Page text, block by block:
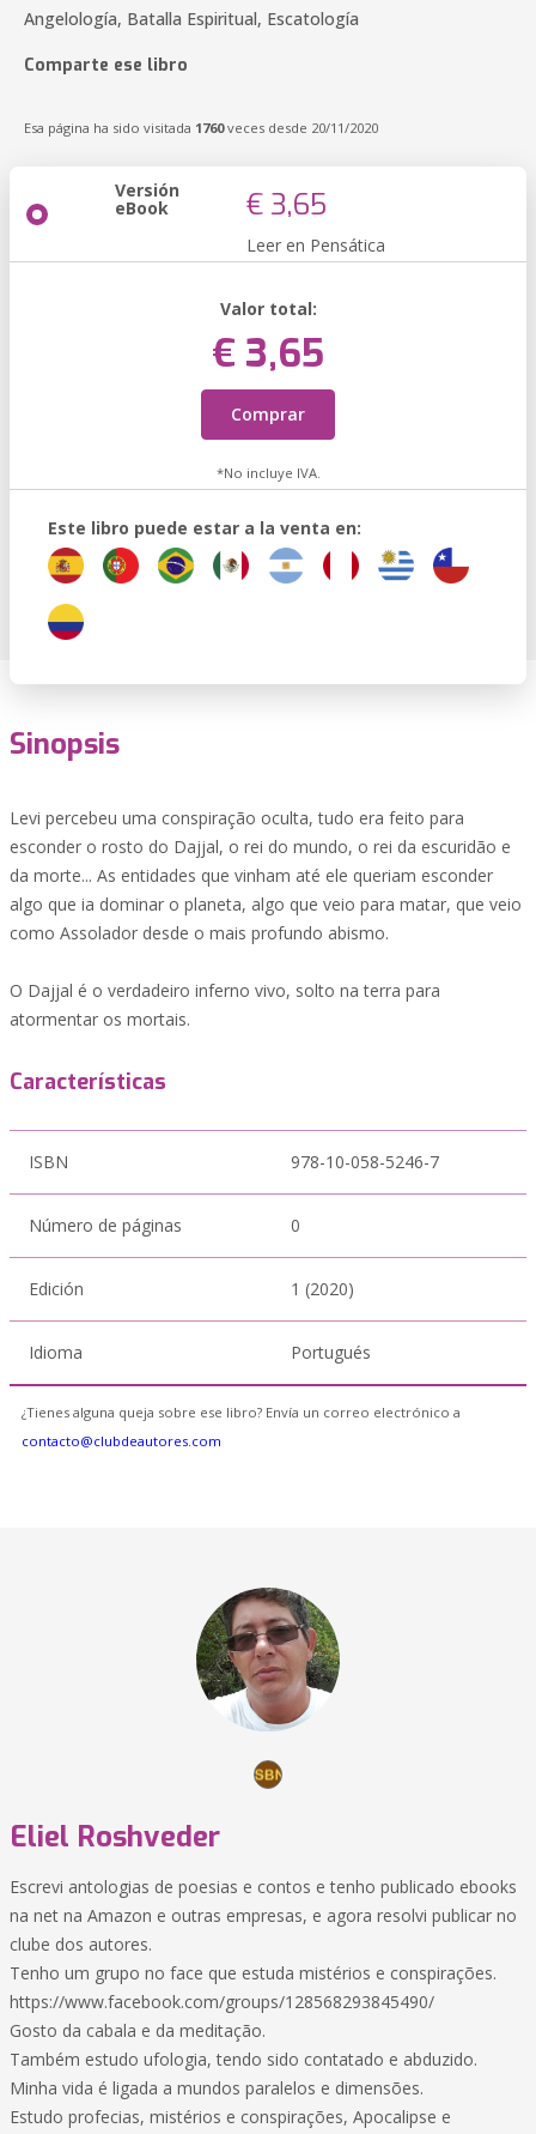
Angelología, Batalla Espiritual, Escatología
Comparte ese libro
Esa página ha sido visitada 1760veces desde 20/11/2020
Versión
eBook € 3,65
Leer en Pensática
Valor total:
€ 3,65
Comprar
*No incluye IVA.
Este libro puede estar a la venta en:
Sinopsis
Levi percebeu uma conspiração oculta, tudo era feito para
esconder o rosto do Dajjal, o rei do mundo, o rei da escuridão e
da morte... As entidades que vinham até ele queriam esconder
algo que ia dominar o planeta, algo que veio para matar, que veio
como Assolador desde o mais profundo abismo.
O Dajjal é o verdadeiro inferno vivo, solto na terra para
atormentar os mortais.
Características
ISBN 978-10-058-5246-7
Número de páginas 0
Edición 1 (2020)
Idioma Portugués
¿Tienes alguna queja sobre ese libro? Envía un correo electrónico a
contacto@clubdeautores.com
Eliel Roshveder
Escrevi antologias de poesias e contos e tenho publicado ebooks
na net na Amazon e outras empresas, e agora resolvi publicar no
clube dos autores.
Tenho um grupo no face que estuda mistérios e conspirações.
https://www.facebook.com/groups/128568293845490/
Gosto da cabala e da meditação.
Também estudo ufologia, tendo sido contatado e abduzido.
Minha vida é ligada a mundos paralelos e dimensões.
Estudo profecias, mistérios e conspirações, Apocalipse e